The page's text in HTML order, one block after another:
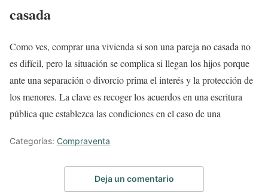
casada
Como ves, comprar una vivienda si son una pareja no casada no
es difícil, pero la situación se complica si llegan los hijos porque
ante una separación o divorcio prima el interés y la protección de
los menores. La clave es recoger los acuerdos en una escritura
pública que establezca las condiciones en el caso de una
Categorías: Compraventa
Deja un comentario